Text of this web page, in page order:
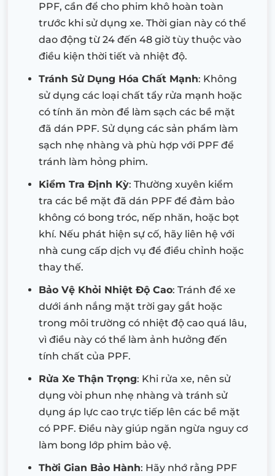
PPF, cần để cho phim khô hoàn toàn
trước khi sử dụng xe. Thời gian này có thể
dao động từ 24 đến 48 giờ tùy thuộc vào
điều kiện thời tiết và nhiệt độ.
Tránh Sử Dụng Hóa Chất Mạnh: Không
sử dụng các loại chất tẩy rửa mạnh hoặc
có tính ăn mòn để làm sạch các bề mặt
đã dán PPF. Sử dụng các sản phẩm làm
sạch nhẹ nhàng và phù hợp với PPF để
tránh làm hỏng phim.
Kiểm Tra Định Kỳ: Thường xuyên kiểm
tra các bề mặt đã dán PPF để đảm bảo
không có bong tróc, nếp nhăn, hoặc bọt
khí. Nếu phát hiện sự cố, hãy liên hệ với
nhà cung cấp dịch vụ để điều chỉnh hoặc
thay thế.
Bảo Vệ Khỏi Nhiệt Độ Cao: Tránh để xe
dưới ánh nắng mặt trời gay gắt hoặc
trong môi trường có nhiệt độ cao quá lâu,
vì điều này có thể làm ảnh hưởng đến
tính chất của PPF.
Rửa Xe Thận Trọng: Khi rửa xe, nên sử
dụng vòi phun nhẹ nhàng và tránh sử
dụng áp lực cao trực tiếp lên các bề mặt
có PPF. Điều này giúp ngăn ngừa nguy cơ
làm bong lớp phim bảo vệ.
Thời Gian Bảo Hành: Hãy nhớ rằng PPF